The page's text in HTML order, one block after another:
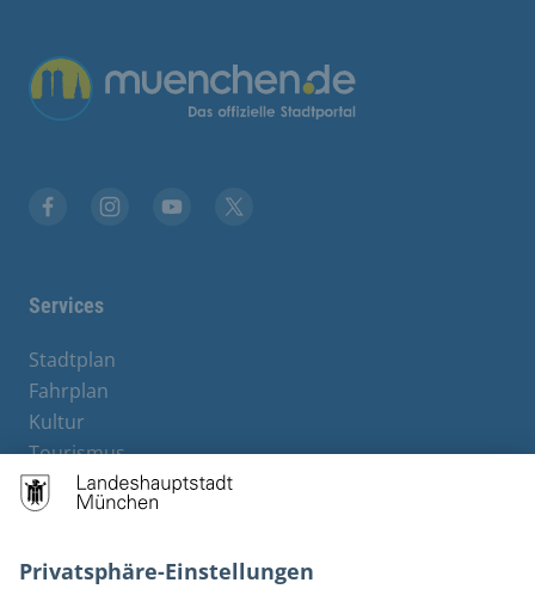
Übergreifende Links
Services
Stadtplan
Fahrplan
Kultur
Tourismus
M-Strom
Bürgerservice